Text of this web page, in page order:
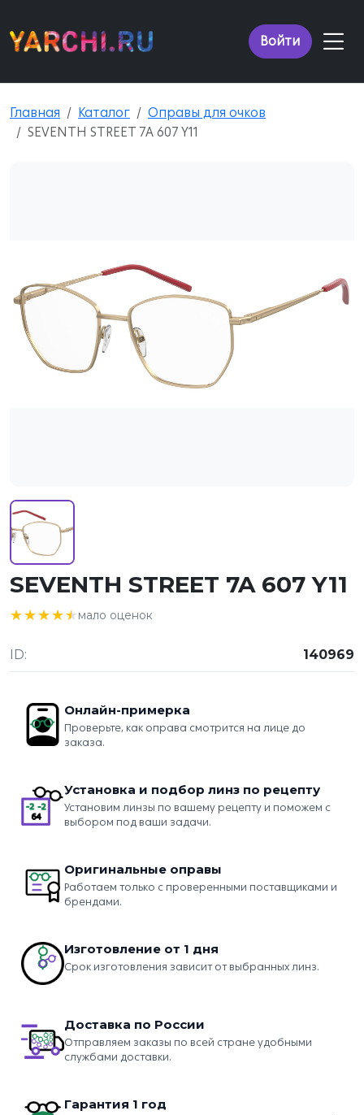
Войти
Главная Каталог
Оправы для очков
SEVENTH STREET 7A 607 Y11
SEVENTH STREET 7A 607 Y11
★★★★★
★★★★★мало оценок
ID: 140969
Онлайн-примерка
Проверьте, как оправа смотрится на лице до
заказа.
Установка и подбор линз по рецепту
Установим линзы по вашему рецепту и поможем с
выбором под ваши задачи.
Оригинальные оправы
Работаем только с проверенными поставщиками и
брендами.
Изготовление от 1 дня
Срок изготовления зависит от выбранных линз.
Доставка по России
Отправляем заказы по всей стране удобными
службами доставки.
Гарантия 1 год